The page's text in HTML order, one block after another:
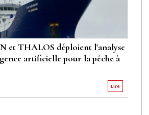
et THALOS déploient l'analyse
artificielle pour la pêche à
Lire